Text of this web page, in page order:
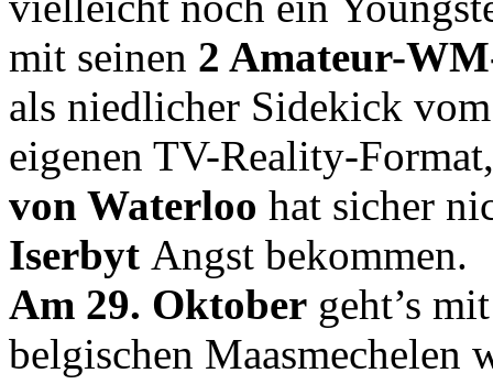
mit seinen 2 Amateur-
als niedlicher Sidekick
eigenen TV-Reality-
von Waterloo hat sicher
Iserbyt Angst bekommen.
Am 29. Oktober geht’s
belgischen Maasmechelen